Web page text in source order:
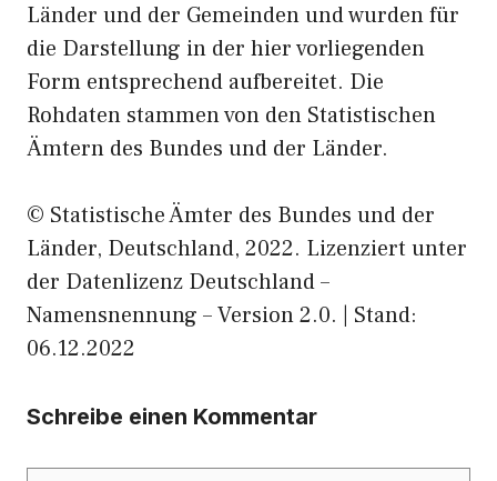
Länder und der Gemeinden und wurden für
die Darstellung in der hier vorliegenden
Form entsprechend aufbereitet. Die
Rohdaten stammen von den Statistischen
Ämtern des Bundes und der Länder.
© Statistische Ämter des Bundes und der
Länder, Deutschland, 2022. Lizenziert unter
der Datenlizenz Deutschland –
Namensnennung – Version 2.0. | Stand:
06.12.2022
Schreibe einen Kommentar